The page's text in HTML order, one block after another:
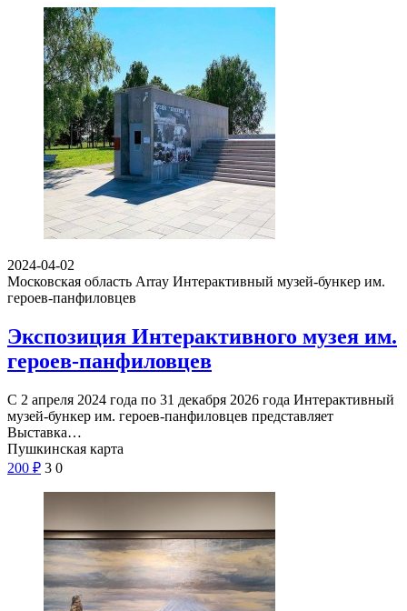
2024-04-02
Московская область Array Интерактивный музей-бункер им.
героев-панфиловцев
Экспозиция Интерактивного музея им.
героев-панфиловцев
С 2 апреля 2024 года по 31 декабря 2026 года Интерактивный
музей-бункер им. героев-панфиловцев представляет
Выставка…
Пушкинская карта
200 ₽ 3 0